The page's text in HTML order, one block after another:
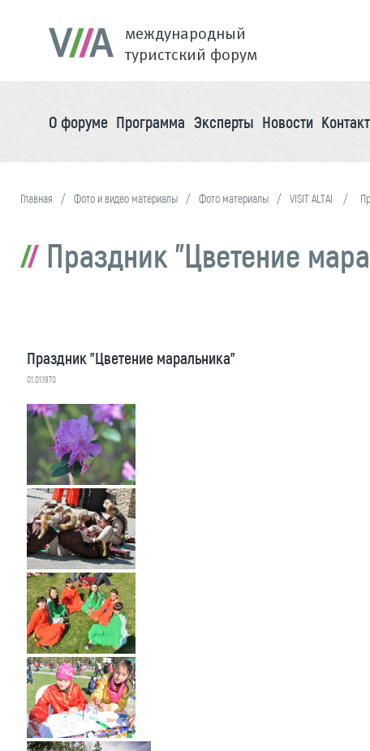
международный
туристский форум
О форуме Программа Эксперты Новости
Главная Фото и видео материалы Фото материалы VISIT ALTAI
Праздник "Цветение
Праздник "Цветение маральника"
01.01.1970